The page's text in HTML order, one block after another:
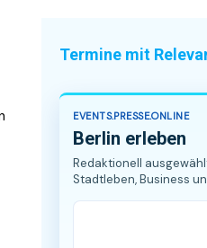
Termine mit
EVENTS.PRESSE.ONLINE
Berlin erleben
Redaktionell
Stadtleben, Business